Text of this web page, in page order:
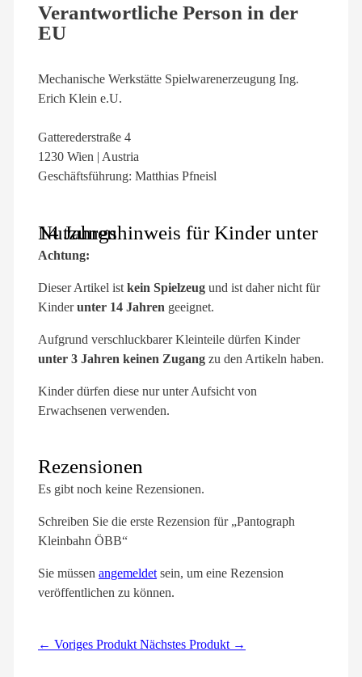
Verantwortliche Person in der
EU
Mechanische Werkstätte Spielwarenerzeugung Ing.
Erich Klein e.U.
Gatterederstraße 4
1230 Wien | Austria
Geschäftsführung: Matthias Pfneisl
Nutzungshinweis für Kinder unter 14 Jahren
Achtung:
Dieser Artikel ist kein Spielzeug und ist daher nicht für
Kinderunter 14 Jahren geeignet.
Aufgrund verschluckbarer Kleinteile dürfen Kinder
unter 3 Jahren keinen Zugang zu den Artikeln haben.
Kinder dürfen diese nur unter Aufsicht von
Erwachsenen verwenden.
Rezensionen
Es gibt noch keine Rezensionen.
Schreiben Sie die erste Rezension für „Pantograph
Kleinbahn ÖBB“
Sie müssen angemeldet sein, um eine Rezension
veröffentlichen zu können.
← Voriges Produkt Nächstes Produkt →